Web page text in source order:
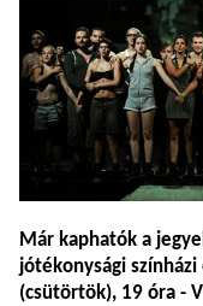
Már kaphatók a
jótékonysági
(csütörtök), 19 óra -